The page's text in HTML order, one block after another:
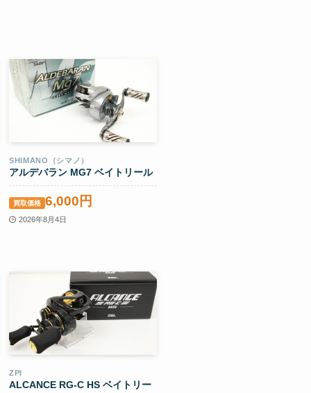
SHIMANO（シマノ）
アルデバラン MG7 ベイトリール
買取価格 6,000円
2026年8月4日
ZPI
ALCANCE RG-C HS ベイトリー